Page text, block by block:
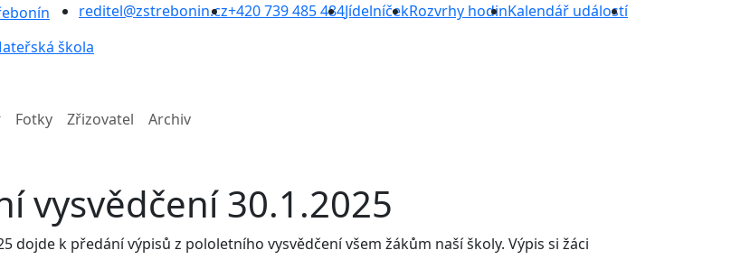
reditel@zstrebonin.cz+420 739 485 484JídelníčekRozvrhy hodinKalendář událostí
škola
Fotky Zřizovatel
Archiv
vysvědčení 30.1.2025
dojde k předání výpisů z pololetního vysvědčení všem žákům naší školy. Výpis si žáci